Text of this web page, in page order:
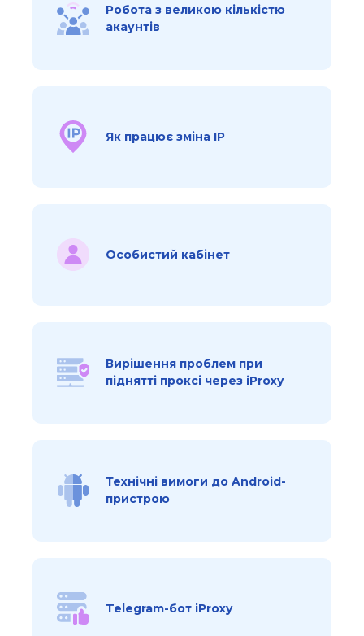
Робота з великою кількістю
акаунтів
Як працює зміна IP
Особистий кабінет
Вирішення проблем при
піднятті проксі через iProxy
Технічні вимоги до Android-
пристрою
Telegram-бот iProxy